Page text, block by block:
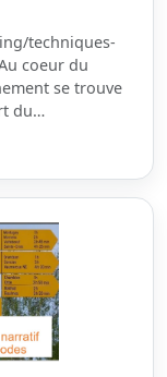
techniques-
coeur du
se trouve
du…